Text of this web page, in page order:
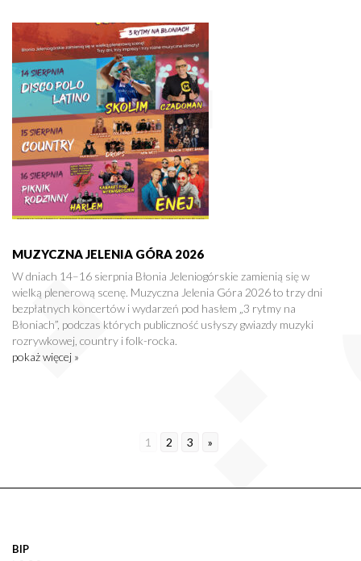
MUZYCZNA JELENIA GÓRA 2026
W dniach 14–16 sierpnia Błonia Jeleniogórskie zamienią się w
wielką plenerową scenę. Muzyczna Jelenia Góra 2026 to trzy dni
bezpłatnych koncertów i wydarzeń pod hasłem „3 rytmy na
Błoniach”, podczas których publiczność usłyszy gwiazdy muzyki
rozrywkowej, country i folk-rocka.
pokaż więcej »
1 2 3 »
BIP